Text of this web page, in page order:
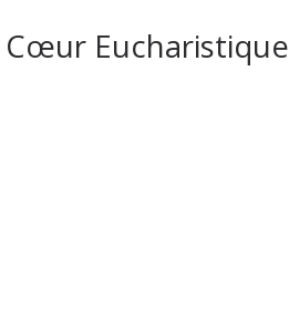
Cœur Eucharistique